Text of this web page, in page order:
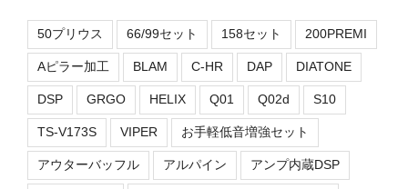
50プリウス 66/99セット 158セット 200PREMI
Aピラー加工 BLAM C-HR DAP DIATONE
DSP GRGO HELIX Q01 Q02d S10
TS-V173S VIPER お手軽低音増強セット
アウターバッフル アルパイン アンプ内蔵DSP